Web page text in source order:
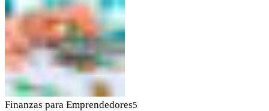
Finanzas para Emprendedores5